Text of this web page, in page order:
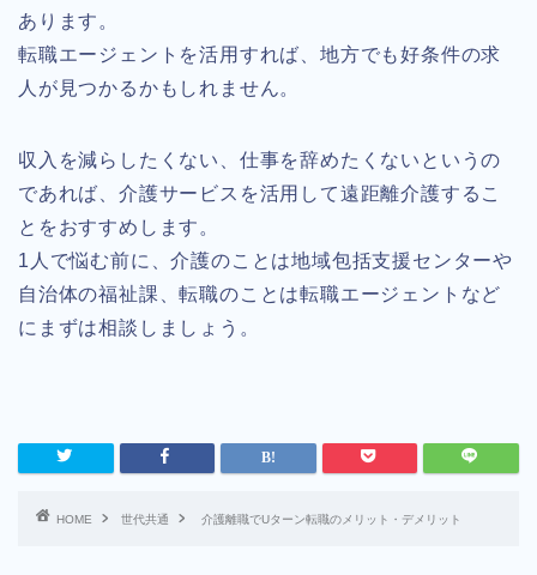
あります。
転職エージェントを活用すれば、地方でも好条件の求
人が見つかるかもしれません。
収入を減らしたくない、仕事を辞めたくないというの
であれば、介護サービスを活用して遠距離介護するこ
とをおすすめします。
1人で悩む前に、介護のことは地域包括支援センターや
自治体の福祉課、転職のことは転職エージェントなど
にまずは相談しましょう。
HOME 世代共通 介護離職でUターン転職のメリット・デメリット